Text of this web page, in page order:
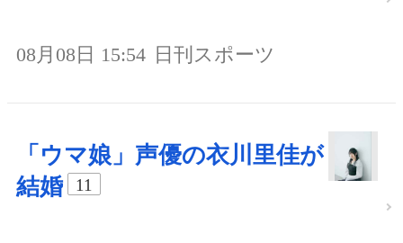
08月08日 15:54 日刊スポーツ
「ウマ娘」声優の衣川里佳が
結婚
11